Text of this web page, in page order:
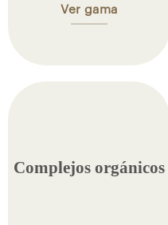
Ver gama
Complejos orgánicos